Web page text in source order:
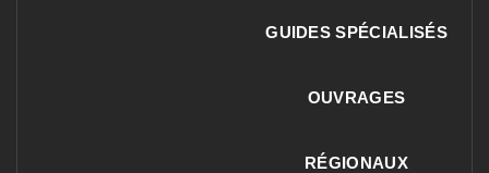
GUIDES SPÉCIALISÉS
OUVRAGES
RÉGIONAUX